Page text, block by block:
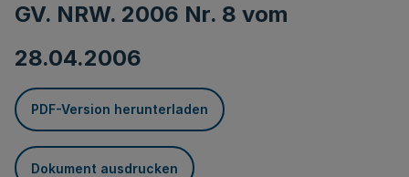
GV. NRW. 2006 Nr. 8 vom
28.04.2006
PDF-Version herunterladen
Dokument ausdrucken